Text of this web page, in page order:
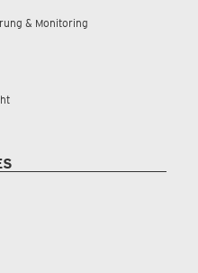
& Monitoring